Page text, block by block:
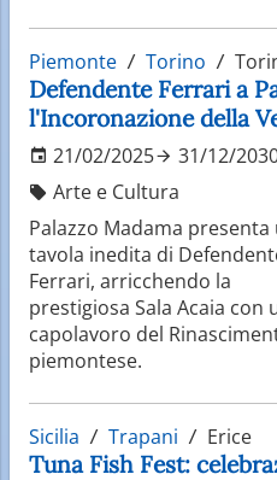
Piemonte Torino
Defendente Ferrari a
l'Incoronazione della
21/02/2025
31/12/
Arte e Cultura
Palazzo Madama presenta
tavola inedita di
Ferrari, arricchendo la
prestigiosa Sala Acaia con
capolavoro del
piemontese.
Sicilia Trapani Erice
Tuna Fish Fest: